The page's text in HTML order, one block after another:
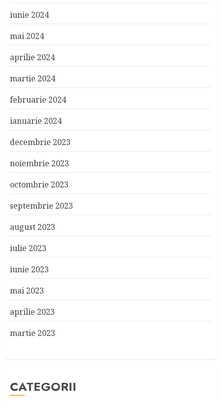
iunie 2024
mai 2024
aprilie 2024
martie 2024
februarie 2024
ianuarie 2024
decembrie 2023
noiembrie 2023
octombrie 2023
septembrie 2023
august 2023
iulie 2023
iunie 2023
mai 2023
aprilie 2023
martie 2023
CATEGORII